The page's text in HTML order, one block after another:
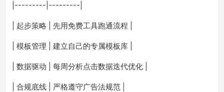
|---------|---------|
| 起步策略 | 先用免费工具跑通流程 |
| 模板管理 | 建立自己的专属模板库 |
| 数据驱动 | 每周分析点击数据迭代优化 |
| 合规底线 | 严格遵守广告法规范 |